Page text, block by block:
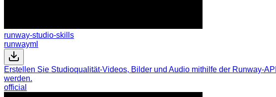
runway-studio-skills
runwayml
Erstellen Sie Studioqualität-Videos, Bilder und Audio mithilfe der Runway-
werden.
official